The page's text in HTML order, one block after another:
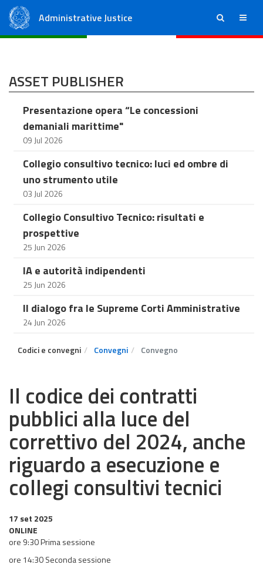
Administrative Justice ricerca menu
ASSET PUBLISHER
Presentazione opera “Le concessioni
demaniali marittime"
09 Jul 2026
Collegio consultivo tecnico: luci ed ombre di
uno strumento utile
03 Jul 2026
Collegio Consultivo Tecnico: risultati e
prospettive
25 Jun 2026
IA e autorità indipendenti
25 Jun 2026
Il dialogo fra le Supreme Corti Amministrative
24 Jun 2026
Codici e convegni Convegni Convegno
Il codice dei contratti
pubblici alla luce del
correttivo del 2024, anche
riguardo a esecuzione e
collegi consultivi tecnici
17 set 2025
ONLINE
ore 9:30 Prima sessione
ore 14:30 Seconda sessione